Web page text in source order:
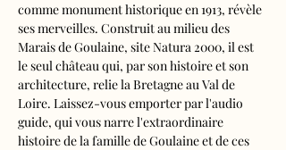
comme monument historique en 1913, révèle
ses merveilles. Construit au milieu des
Marais de Goulaine, site Natura 2000, il est
le seul château qui, par son histoire et son
architecture, relie la Bretagne au Val de
Loire. Laissez-vous emporter par l'audio
guide, qui vous narre l'extraordinaire
histoire de la famille de Goulaine et de ces